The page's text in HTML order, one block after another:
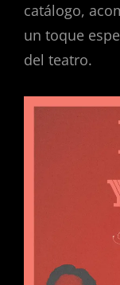
catálogo,
un toque
del teatro.